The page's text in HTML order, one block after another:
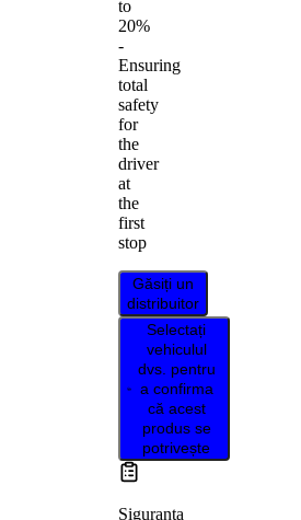
to
20%
-
Ensuring
total
safety
for
the
driver
at
the
first
stop
Găsiți un
distribuitor
Selectați
vehiculul
dvs. pentru
a confirma
că acest
produs se
potrivește
Siguranța